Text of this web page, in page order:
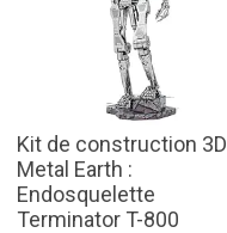
Kit de construction 3D
Metal Earth :
Endosquelette
Terminator T-800